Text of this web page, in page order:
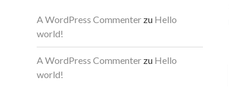
A WordPress Commenter zu Hello
world!
A WordPress Commenter zu Hello
world!